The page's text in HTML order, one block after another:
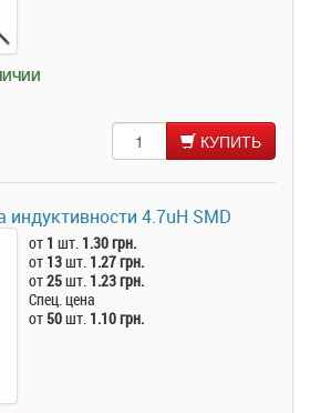
КУПИТЬ
индуктивности 4.7uH SMD
от 1 шт. 1.30 грн.
от 13шт. 1.27 грн.
от25шт. 1.23 грн.
Спец. цена
от 50шт. 1.10 грн.